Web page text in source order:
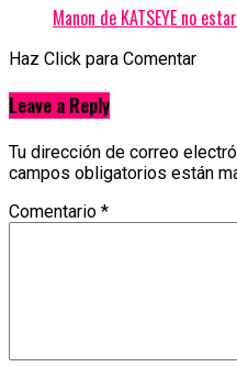
Manon de KATSEYE no
Haz Click para Comentar
Leave a Reply
Tu dirección de correo
campos obligatorios están
Comentario *